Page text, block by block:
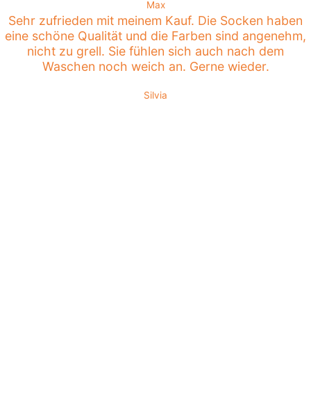
Max
Sehr zufrieden mit meinem Kauf. Die Socken haben
eine schöne Qualität und die Farben sind angenehm,
nicht zu grell. Sie fühlen sich auch nach dem
Waschen noch weich an. Gerne wieder.
Silvia